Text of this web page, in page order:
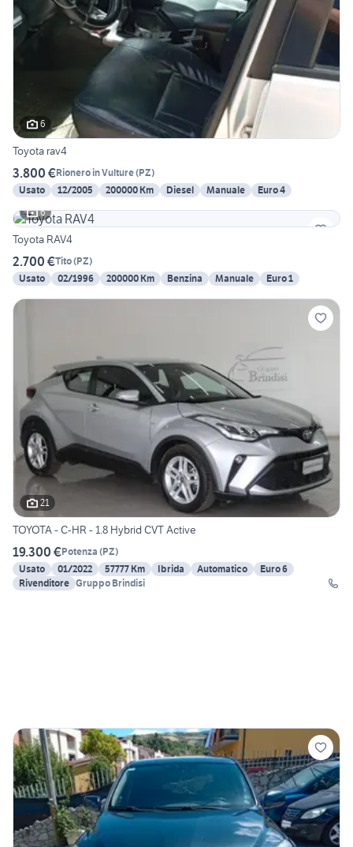
6
Toyota rav4
3.800 €Rionero in Vulture(PZ)
Usato
12/2005 200000 Km Diesel Manuale
Euro 4
6
Toyota RAV4
2.700 €Tito(PZ)
Usato
02/1996 200000 Km Benzina Manuale Euro 1
21
TOYOTA - C-HR - 1.8 Hybrid CVT Active
19.300 €Potenza (PZ)
Usato
01/2022 57777 Km Ibrida Automatico
Euro 6
Rivenditore Gruppo Brindisi